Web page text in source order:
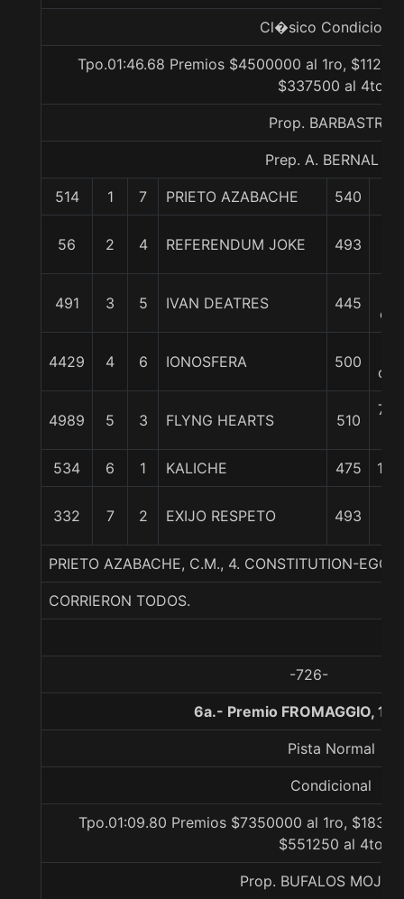
Cl�sico Condicional
Tpo.01:46.68 Premios $4500000 al 1ro,
$337500 al 4to
Prop. BARBASTRO
Prep. A. BERNAL G.
514 1 7 PRIETO AZABACHE 540
56 2 4 REFERENDUM JOKE 493
491 3 5 IVAN DEATRES 445
4429 4 6 IONOSFERA 500
4989 5 3 FLYNG HEARTS 510
7
534 6 1 KALICHE 475 11
332 7 2 EXIJO RESPETO 493
PRIETO AZABACHE, C.M., 4. CONSTITUTION-
CORRIERON TODOS.
-726-
6a.- Premio FROMAGGIO,
Pista Normal
Condicional
Tpo.01:09.80 Premios $7350000 al 1ro,
$551250 al 4to
Prop. BUFALOS